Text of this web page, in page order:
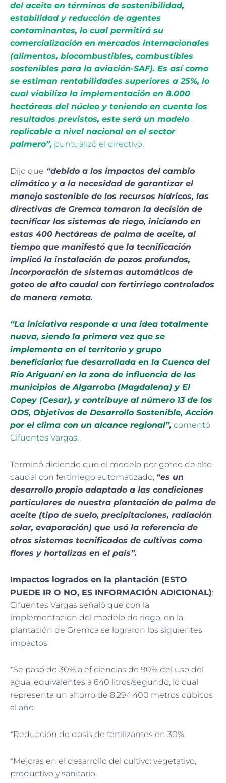
del aceite en términos de sostenibilidad,
estabilidad y reducción de agentes
contaminantes, lo cual permitirá su
comercialización en mercados internacionales
(alimentos, biocombustibles, combustibles
sostenibles para la aviación-SAF). Es así como
se estiman rentabilidades superiores a 25%, lo
cual viabiliza la implementación en 8.000
hectáreas del núcleo y teniendo en cuenta los
resultados previstos, este será un modelo
replicable a nivel nacional en el sector
palmero”, puntualizó el directivo.
Dijo que “debido a los impactos del cambio
climático y a la necesidad de garantizar el
manejo sostenible de los recursos hídricos, las
directivas de Gremca tomaron la decisión de
tecnificar los sistemas de riego, iniciando en
estas 400 hectáreas de palma de aceite, al
tiempo que manifestó que la tecnificación
implicó la instalación de pozos profundos,
incorporación de sistemas automáticos de
goteo de alto caudal con fertirriego controlados
de manera remota.
“La iniciativa responde a una idea totalmente
nueva, siendo la primera vez que se
implementa en el territorio y grupo
beneficiario; fue desarrollada en la Cuenca del
Río Ariguaní en la zona de influencia de los
municipios de Algarrobo (Magdalena) y El
Copey (Cesar), y contribuye al número 13 de los
ODS, Objetivos de Desarrollo Sostenible, Acción
por el clima con un alcance regional”, comentó
Cifuentes Vargas.
Terminó diciendo que el modelo por goteo de alto
caudal con fertirriego automatizado, “es un
desarrollo propio adaptado a las condiciones
particulares de nuestra plantación de palma de
aceite (tipo de suelo, precipitaciones, radiación
solar, evaporación) que usó la referencia de
otros sistemas tecnificados de cultivos como
flores y hortalizas en el país”.
Impactos logrados en la plantación (ESTO
PUEDE IR O NO, ES INFORMACIÓN ADICIONAL):
Cifuentes Vargas señaló que con la
implementación del modelo de riego, en la
plantación de Gremca se lograron los siguientes
impactos:
*Se pasó de 30% a eficiencias de 90% del uso del
agua, equivalentes a 640 litros/segundo, lo cual
representa un ahorro de 8.294.400 metros cúbicos
al año.
*Reducción de dosis de fertilizantes en 30%.
*Mejoras en el desarrollo del cultivo: vegetativo,
productivo y sanitario.